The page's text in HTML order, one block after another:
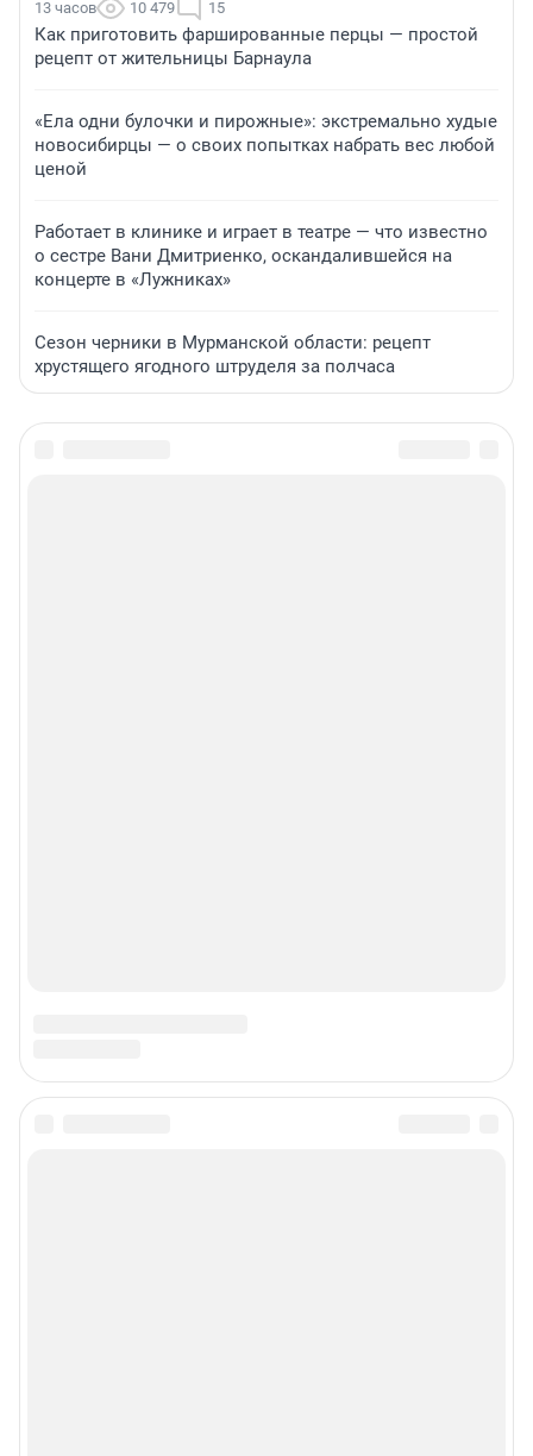
13 часов 10 479 15
Как приготовить фаршированные перцы — простой
рецепт от жительницы Барнаула
«Ела одни булочки и пирожные»: экстремально худые
новосибирцы — о своих попытках набрать вес любой
ценой
Работает в клинике и играет в театре — что известно
о сестре Вани Дмитриенко, оскандалившейся на
концерте в «Лужниках»
Сезон черники в Мурманской области: рецепт
хрустящего ягодного штруделя за полчаса